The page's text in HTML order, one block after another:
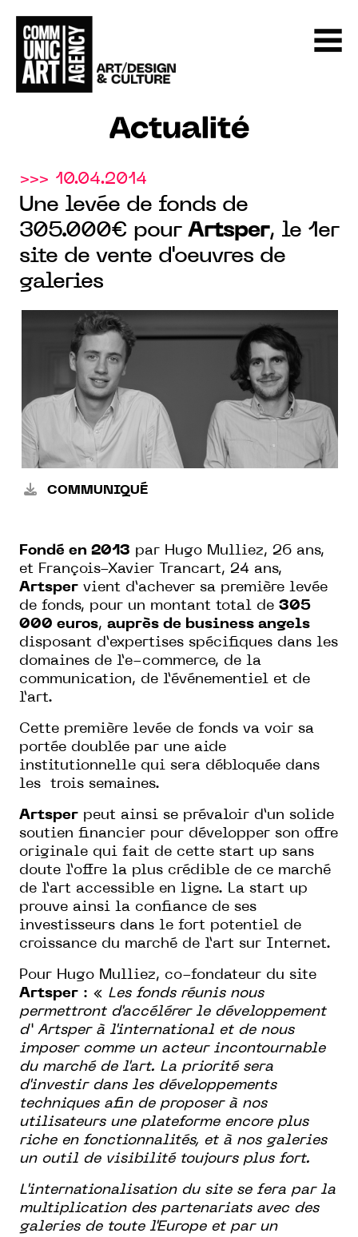
Actualité
>>> 10.04.2014
Une levée de fonds de
305.000€ pour Artsper, le 1er
site de vente d'oeuvres de
galeries
COMMUNIQUÉ
Fondé en 2013 par Hugo Mulliez, 26 ans,
et François-Xavier Trancart, 24 ans,
Artsper vient d’achever sa première levée
de fonds, pour un montant total de 305
000 euros, auprès de business angels
disposant d’expertises spécifiques dans les
domaines de l’e-commerce, de la
communication, de l’événementiel et de
l’art.
Cette première levée de fonds va voir sa
portée doublée par une aide
institutionnelle qui sera débloquée dans
les trois semaines.
Artsper peut ainsi se prévaloir d’un solide
soutien financier pour développer son offre
originale qui fait de cette start up sans
doute l’offre la plus crédible de ce marché
de l’art accessible en ligne. La start up
prouve ainsi la confiance de ses
investisseurs dans le fort potentiel de
croissance du marché de l’art sur Internet.
Pour Hugo Mulliez, co-fondateur du site
Artsper : « Les fonds réunis nous
permettront d'accélérer le développement
d’ Artsper à l'international et de nous
imposer comme un acteur incontournable
du marché de l'art. La priorité sera
d'investir dans les développements
techniques afin de proposer à nos
utilisateurs une plateforme encore plus
riche en fonctionnalités, et à nos galeries
un outil de visibilité toujours plus fort.
L'internationalisation du site se fera par la
multiplication des partenariats avec des
galeries de toute l'Europe et par un